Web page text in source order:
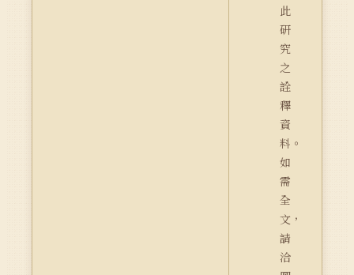
此
研
究
之
詮
釋
資
料。
如
需
全
文，
請
洽